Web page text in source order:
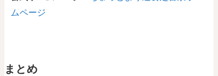
ムページ
まとめ